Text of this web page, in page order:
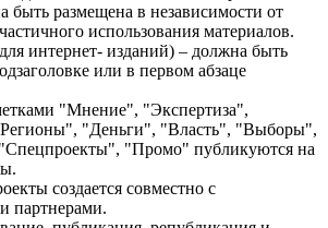
быть размещена в независимости от
использования материалов.
интернет- изданий) – должна быть
или в первом абзаце
"Мнение", "Экспертиза",
"Деньги", "Власть", "Выборы",
"Промо" публикуются на
создается совместно с
партнерами.